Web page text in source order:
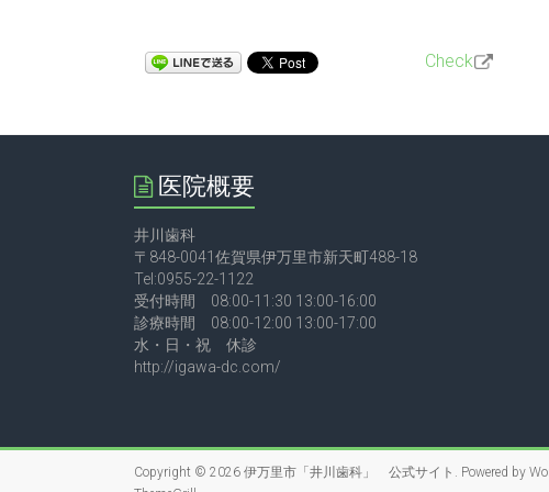
Check
医院概要
井川歯科
〒848-0041佐賀県伊万里市新天町488-18
Tel:0955-22-1122
受付時間 08:00-11:30 13:00-16:00
診療時間 08:00-12:00 13:00-17:00
水・日・祝 休診
http://igawa-dc.com/
Copyright © 2026 伊万里市「井川歯科」 公式サイト . Powered by